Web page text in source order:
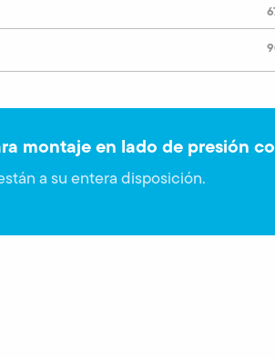
montaje en lado de presión
a su entera disposición.